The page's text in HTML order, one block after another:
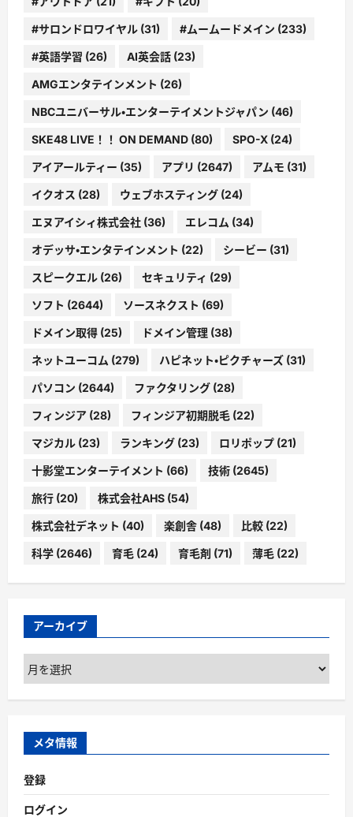
#サロンドロワイヤル (31) #ムームードメイン (233)
#英語学習 (26) AI英会話 (23)
AMGエンタテインメント (26)
NBCユニバーサル・エンターテイメントジャパン (46)
SKE48 LIVE！！ ON DEMAND (80) SPO-X (24)
アイアールティー (35) アプリ (2647) アムモ (31)
イクオス (28) ウェブホスティング (24)
エヌアイシィ株式会社 (36) エレコム (34)
オデッサ・エンタテインメント (22) シービー (31)
スピークエル (26) セキュリティ (29)
ソフト (2644) ソースネクスト (69)
ドメイン取得 (25) ドメイン管理 (38)
ネットユーコム (279) ハピネット・ピクチャーズ (31)
パソコン (2644) ファクタリング (28)
フィンジア (28) フィンジア初期脱毛 (22)
マジカル (23) ランキング (23) ロリポップ (21)
十影堂エンターテイメント (66) 技術 (2645)
旅行 (20) 株式会社AHS (54)
株式会社デネット (40) 楽創舎 (48) 比較 (22)
科学 (2646) 育毛 (24) 育毛剤 (71) 薄毛 (22)
アーカイブ
ア
ー
カ
ブ
メタ情報
登録
ログイン